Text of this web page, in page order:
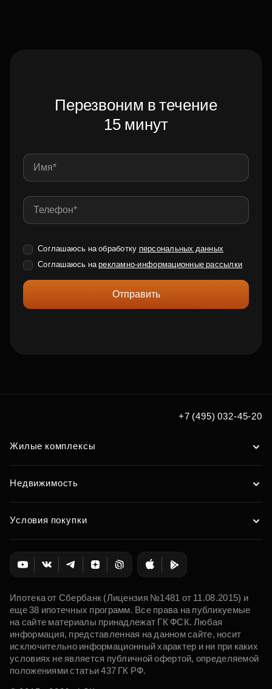
Перезвоним в течение
15 минут
Соглашаюсь на обработку персональных данных
Соглашаюсь нарекламно-информационные рассылки
Отправить
+7 (495) 032-45-20
Жилые комплексы
Недвижимость
Условия покупки
Ипотека от Сбербанк (Лицензия №1481 от 11.08.2015) и
еще 38 ипотечных программ. Все права на публикуемые
на сайте материалы принадлежат ГК ФСК. Любая
информация, представленная на данном сайте, носит
исключительно информационный характер и ни при каких
условиях не является публичной офертой, определяемой
положениями статьи 437 ГК РФ.